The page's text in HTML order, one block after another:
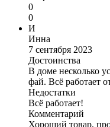
0
0
И
Инна
7 сентября 2023
Достоинства
В доме несколько
фай. Всё работает
Недостатки
Всё работает!
Комментарий
Хороший товар,